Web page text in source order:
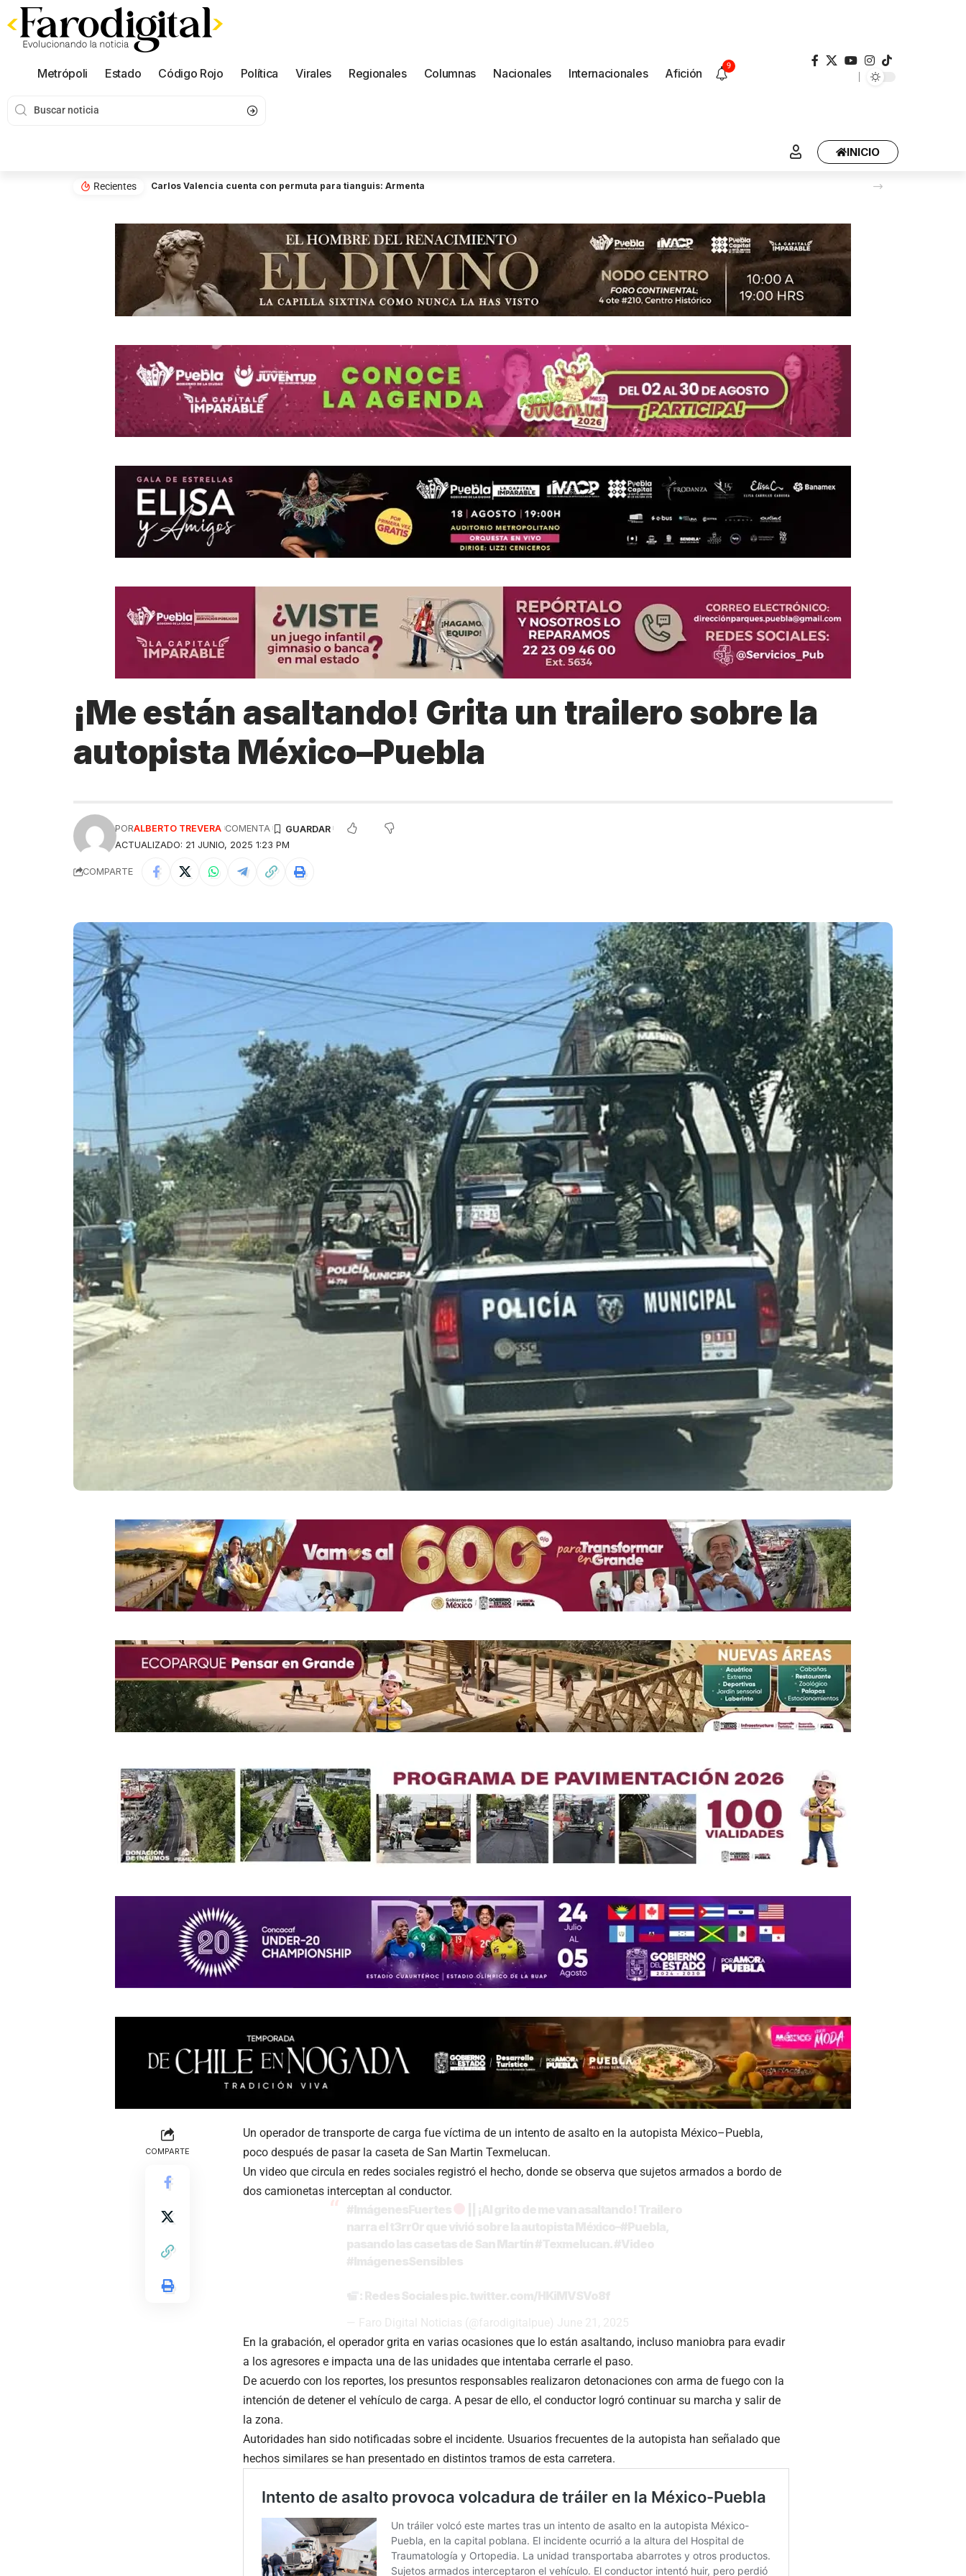
Metrópoli Estado Código Rojo Política Virales Regionales Columnas Nacionales Internacionales Afición
9
INICIO
Recientes Carlos Valencia cuenta con permuta para tianguis: Armenta
¡Me están asaltando! Grita un trailero sobre la
autopista México–Puebla
ACTUALIZADO: 21 JUNIO, 2025 1:23 PM
PORALBERTO TREVERA COMENTA
COMPARTE
COMPARTE
Un operador de transporte de carga fue víctima de un intento de asalto en la autopista México–Puebla,
poco después de pasar la caseta de San Martin Texmelucan.
Un video que circula en redes sociales registró el hecho, donde se observa que sujetos armados a bordo de
dos camionetas interceptan al conductor.
En la grabación, el operador grita en varias ocasiones que lo están asaltando, incluso maniobra para evadir
a los agresores e impacta una de las unidades que intentaba cerrarle el paso.
De acuerdo con los reportes, los presuntos responsables realizaron detonaciones con arma de fuego con la
intención de detener el vehículo de carga. A pesar de ello, el conductor logró continuar su marcha y salir de
la zona.
Autoridades han sido notificadas sobre el incidente. Usuarios frecuentes de la autopista han señalado que
hechos similares se han presentado en distintos tramos de esta carretera.